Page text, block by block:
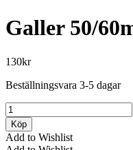
Galler 50/
130kr
Beställningsvara 3-5 dagar
Galler
50/60mm
30°
Svart
Köp
Add to Wishlist